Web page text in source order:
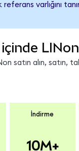
varlığını
satın alın, satın,
İndirme
10M+